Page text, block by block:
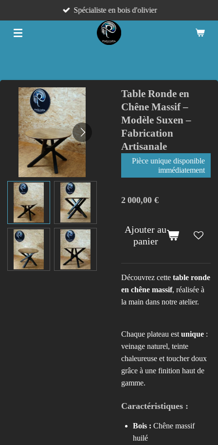
au
contenu
Spécialiste en bois d'olivier
Table Ronde en
Chêne Massif –
Modèle Suxen –
Fabrication
Artisanale
Pièce unique disponible
immédiatement
2 000,00 €
Ajouter au
panier
Découvrez cette table ronde
en chêne massif, réalisée à
la main dans notre atelier.
Chaque plateau est unique :
veinage naturel, teinte
chaleureuse et toucher doux
grâce à une finition haut de
gamme.
Caractéristiques :
Bois : Chêne massif
huilé